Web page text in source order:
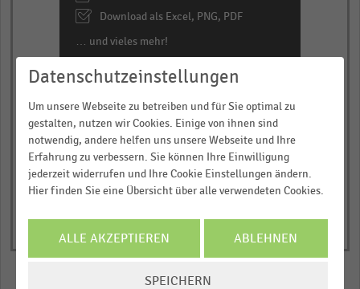
© Handelsdaten 2026
interactive
chart
Download als Excel, PNG, PDF
… und vieles mehr!
JETZT INFORMIEREN
Datenschutzeinstellungen
Um unsere Webseite zu betreiben und für Sie optimal zu
gestalten, nutzen wir Cookies. Einige von ihnen sind
notwendig, andere helfen uns unsere Webseite und Ihre
Erfahrung zu verbessern. Sie können Ihre Einwilligung
jederzeit widerrufen und Ihre Cookie Einstellungen ändern.
Hier finden Sie eine Übersicht über alle verwendeten Cookies.
ALLE AKZEPTIEREN ABLEHNEN
SPEICHERN